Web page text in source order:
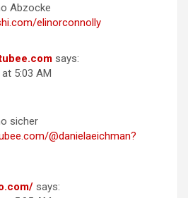
Abzocke
elinorconnolly
says:
5:03 AM
sicher
@danielaeichman?
says: